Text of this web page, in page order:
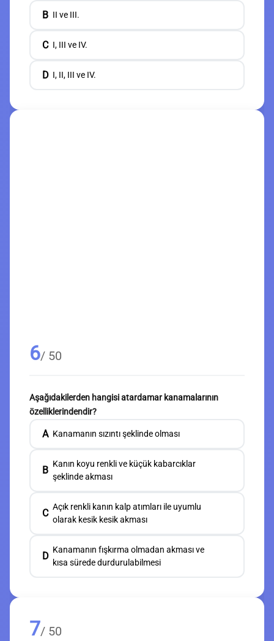
B II ve III.
C I, III ve IV.
D I, II, III ve IV.
6/ 50
Aşağıdakilerden hangisi atardamar kanamalarının
özelliklerindendir?
A Kanamanın sızıntı şeklinde olması
B
Kanın koyu renkli ve küçük kabarcıklar
şeklinde akması
C
Açık renkli kanın kalp atımları ile uyumlu
olarak kesik kesik akması
D
Kanamanın fışkırma olmadan akması ve
kısa sürede durdurulabilmesi
7/ 50